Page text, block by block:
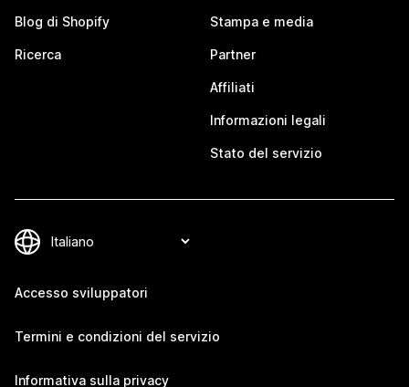
Blog di Shopify
Ricerca
Stampa e media
Partner
Affiliati
Informazioni legali
Stato del servizio
Accesso sviluppatori
Termini e condizioni del servizio
Informativa sulla privacy